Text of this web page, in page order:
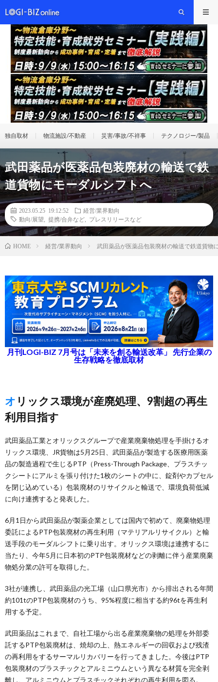
独自取材 物流施設/不動産 災害/事故/不祥事 テクノロジー/製品
武田薬品が医薬品包装廃材の輸送で鉄
道貨物にモーダルシフトへ
2023.05.25 19:12:52
経営/業界動向
動向/展望
提携/合弁など プレスリリースなど
HOME 経営/業界動向 武田薬品が医薬品包装廃材の輸送で鉄道貨物
月刊LOGI-BIZ 7月号は「未来を創る輸送改革」 先行企業の
生存戦略を徹底取材
オリックス環境が産廃処理、9割超の再生
利用目指す
武田薬品工業とオリックスグループで産業廃棄物処理を手掛けるオ
リックス環境、JR貨物は5月25日、武田薬品が製造する医療用医薬
品の製造過程で生じるPTP（Press-Through Package、プラスチッ
クシートにアルミを張り付けた1枚のシートの中に、錠剤やカプセル
を閉じ込めている）包装廃材のリサイクルと輸送で、環境負荷低減
に向け連携すると発表した。
6月1日から武田薬品が製薬企業としては国内で初めて、廃棄物処理
委託によるPTP包装廃材の再生利用（マテリアルリサイクル）と輸
送手段のモーダルシフトに乗り出す。オリックス環境は連携するに
当たり、今年5月に日本初のPTP包装廃材などの剥離に伴う産業廃棄
物処分業の許可を取得した。
3社が連携し、武田薬品の光工場（山口県光市）から排出される年間
約101tのPTP包装廃材のうち、95%程度に相当する約96tを再生利
用する予定。
武田薬品はこれまで、自社工場から出る産業廃棄物の処理を外部委
託するPTP包装廃材は、焼却の上、熱エネルギーの回収および残渣
の再利用をするサーマルリカバリーを行ってきました。今後はPTP
包装廃材のプラスチックとアルミニウムという異なる材質を完全剥
離し、アルミニウムとプラスチックそれぞれの再生利用を図る。